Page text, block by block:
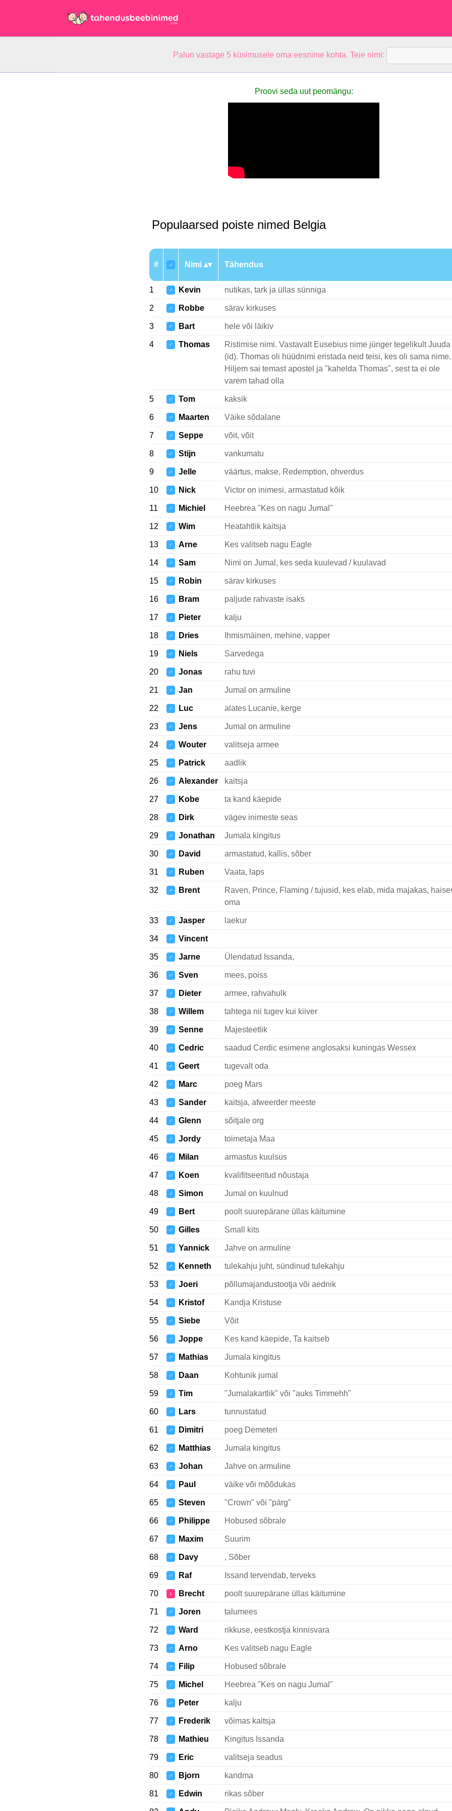
Palun vastage 5 küsimusele oma eesnime kohta. Teie nimi:
Proovi seda uut peomängu:
Populaarsed poiste nimed Belgia
# ♂ Nimi Tähendus
1 ♂ Kevin nutikas, tark ja üllas sünniga
2 ♂ Robbe särav kirkuses
3 ♂ Bart hele või läikiv
4 ♂ Thomas
Ristimise nimi. Vastavalt Eusebius nime jünger tegelikult Juuda
(id). Thomas oli hüüdnimi eristada neid teisi, kes oli sama nime.
Hiljem sai temast apostel ja "kahelda Thomas", sest ta ei ole
varem tahad olla
5 ♂ Tom kaksik
6 ♂ Maarten Väike sõdalane
7 ♂ Seppe võit, võit
8 ♂ Stijn vankumatu
9 ♂ Jelle väärtus, makse, Redemption, ohverdus
10 ♂ Nick Victor on inimesi, armastatud kõik
11 ♂ Michiel Heebrea "Kes on nagu Jumal"
12 ♂ Wim Heatahtlik kaitsja
13 ♂ Arne Kes valitseb nagu Eagle
14 ♂ Sam Nimi on Jumal, kes seda kuulevad / kuulavad
15 ♂ Robin särav kirkuses
16 ♂ Bram paljude rahvaste isaks
17 ♂ Pieter kalju
18 ♂ Dries Ihmismäinen, mehine, vapper
19 ♂ Niels Sarvedega
20 ♂ Jonas rahu tuvi
21 ♂ Jan Jumal on armuline
22 ♂ Luc alates Lucanie, kerge
23 ♂ Jens Jumal on armuline
24 ♂ Wouter valitseja armee
25 ♂ Patrick aadlik
26 ♂ Alexander kaitsja
27 ♂ Kobe ta kand käepide
28 ♂ Dirk vägev inimeste seas
29 ♂ Jonathan Jumala kingitus
30 ♂ David armastatud, kallis, sõber
31 ♂ Ruben Vaata, laps
32 ♂ Brent
Raven, Prince, Flaming / tujusid, kes elab, mida majakas,
oma
33 ♂ Jasper laekur
34 ♂ Vincent
35 ♂ Jarne Ülendatud Issanda,
36 ♂ Sven mees, poiss
37 ♂ Dieter armee, rahvahulk
38 ♂ Willem tahtega nii tugev kui kiiver
39 ♂ Senne Majesteetlik
40 ♂ Cedric saadud Cerdic esimene anglosaksi kuningas Wessex
41 ♂ Geert tugevalt oda
42 ♂ Marc poeg Mars
43 ♂ Sander kaitsja, afweerder meeste
44 ♂ Glenn sõitjale org
45 ♂ Jordy toimetaja Maa
46 ♂ Milan armastus kuulsus
47 ♂ Koen kvalifitseeritud nõustaja
48 ♂ Simon Jumal on kuulnud
49 ♂ Bert poolt suurepärane üllas käitumine
50 ♂ Gilles Small kits
51 ♂ Yannick Jahve on armuline
52 ♂ Kenneth tulekahju juht, sündinud tulekahju
53 ♂ Joeri põllumajandustootja või aednik
54 ♂ Kristof Kandja Kristuse
55 ♂ Siebe Võit
56 ♂ Joppe Kes kand käepide, Ta kaitseb
57 ♂ Mathias Jumala kingitus
58 ♂ Daan Kohtunik jumal
59 ♂ Tim "Jumalakartlik" või "auks Timmehh"
60 ♂ Lars tunnustatud
61 ♂ Dimitri poeg Demeteri
62 ♂ Matthias Jumala kingitus
63 ♂ Johan Jahve on armuline
64 ♂ Paul väike või mõõdukas
65 ♂ Steven "Crown" või "pärg"
66 ♂ Philippe Hobused sõbrale
67 ♂ Maxim Suurim
68 ♂ Davy , Sõber
69 ♂ Raf Issand tervendab, terveks
70 ♀ Brecht poolt suurepärane üllas käitumine
71 ♂ Joren talumees
72 ♂ Ward rikkuse, eestkostja kinnisvara
73 ♂ Arno Kes valitseb nagu Eagle
74 ♂ Filip Hobused sõbrale
75 ♂ Michel Heebrea "Kes on nagu Jumal"
76 ♂ Peter kalju
77 ♂ Frederik võimas kaitsja
78 ♂ Mathieu Kingitus Issanda
79 ♂ Eric valitseja seadus
80 ♂ Bjorn kandma
81 ♂ Edwin rikas sõber